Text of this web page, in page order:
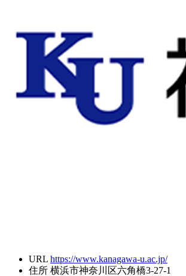
URL https://www.kanagawa-u.ac.jp/
住所 横浜市神奈川区六角橋3-27-1